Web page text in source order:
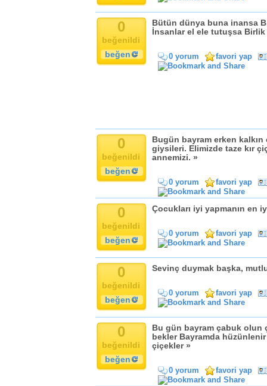
0
beğenildi
beğen
Bütün dünya buna inansa
İnsanlar el ele tutuşsa
0 yorum favori yap
0
beğenildi
beğen
Bugün bayram erken
giysileri. Elimizde taze kır
annemizi. »
0 yorum favori yap
0
beğenildi
beğen
Çocukları iyi yapmanın en
0 yorum favori yap
0
beğenildi
beğen
Sevinç duymak başka,
0 yorum favori yap
0
beğenildi
beğen
Bu gün bayram çabuk
bekler Bayramda
çiçekler »
0 yorum favori yap